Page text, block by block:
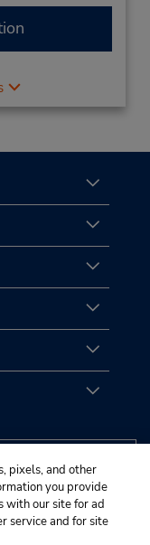
pixels, and other
you provide
with our site for ad
service and for site